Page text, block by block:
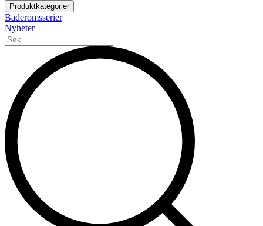
Produktkategorier
Baderomsserier
Nyheter